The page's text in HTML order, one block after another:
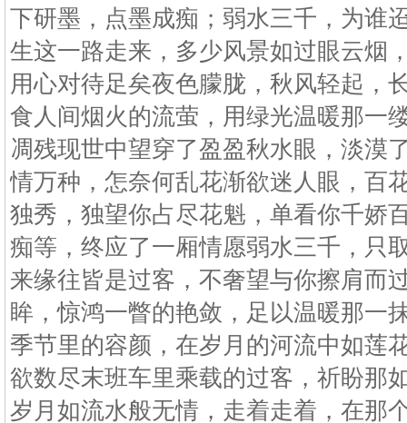
下研墨，点墨成痴；弱水三千，为谁
生这一路走来，多少风景如过眼云烟
用心对待足矣夜色朦胧，秋风轻起，
食人间烟火的流萤，用绿光温暖那一
凋残现世中望穿了盈盈秋水眼，淡漠
情万种，怎奈何乱花渐欲迷人眼，百
独秀，独望你占尽花魁，单看你千娇
痴等，终应了一厢情愿弱水三千，只
来缘往皆是过客，不奢望与你擦肩而
眸，惊鸿一瞥的艳敛，足以温暖那一
季节里的容颜，在岁月的河流中如莲
欲数尽末班车里乘载的过客，祈盼那
岁月如流水般无情，走着走着，在那